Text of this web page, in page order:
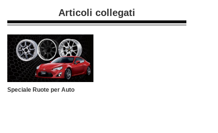
Articoli collegati
Speciale Ruote per Auto